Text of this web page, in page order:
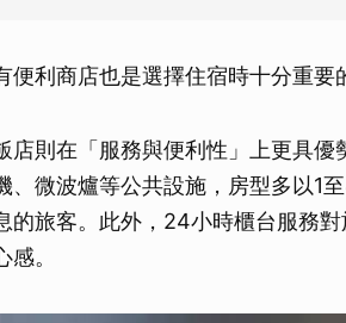
便利商店也是選擇住宿時十分重要
店則在「服務與便利性」上更具
、微波爐等公共設施，房型多以1
的旅客。此外，24小時櫃台服務
。